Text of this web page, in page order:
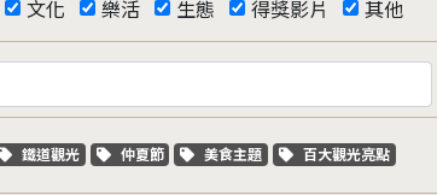
文化 樂活 生態 得獎影片 其他
關鍵字標籤
鐵道觀光 關鍵字標籤
仲夏節 關鍵字標籤
美食主題 關鍵字標籤
百大觀光亮點